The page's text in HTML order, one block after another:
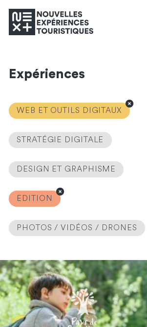
Expériences
WEB ET OUTILS DIGITAUX
STRATÉGIE DIGITALE
DESIGN ET GRAPHISME
EDITION
PHOTOS / VIDÉOS / DRONES